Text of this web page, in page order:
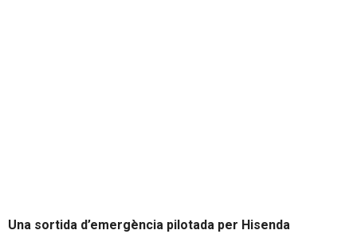
Una sortida d’emergència pilotada per Hisenda